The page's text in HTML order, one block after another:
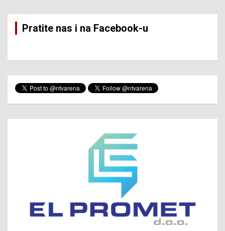
Pratite nas i na Facebook-u